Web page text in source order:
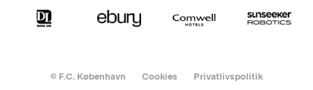
© F.C. København Cookies Privatlivspolitik